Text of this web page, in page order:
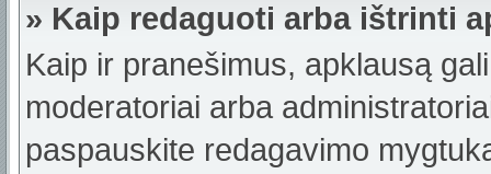
» Kaip redaguoti arba ištrinti
Kaip ir pranešimus, apklausą
moderatoriai arba
paspauskite redagavimo